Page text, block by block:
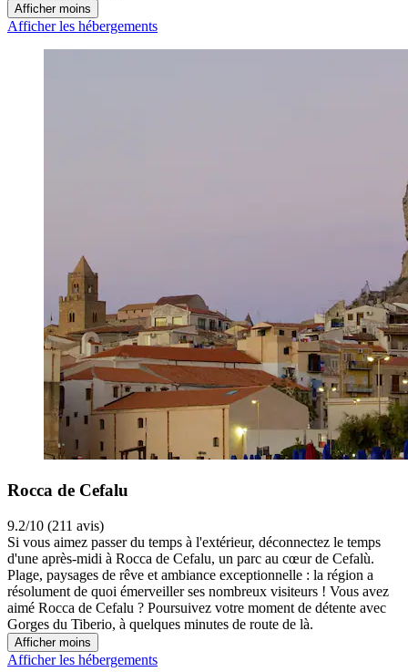
Afficher moins
Afficher les hébergements
Rocca de Cefalu
9.2/10 (211 avis)
Si vous aimez passer du temps à l'extérieur, déconnectez le temps
d'une après-midi à Rocca de Cefalu, un parc au cœur de Cefalù.
Plage, paysages de rêve et ambiance exceptionnelle : la région a
résolument de quoi émerveiller ses nombreux visiteurs ! Vous avez
aimé Rocca de Cefalu ? Poursuivez votre moment de détente avec
Gorges du Tiberio, à quelques minutes de route de là.
Afficher moins
Afficher les hébergements